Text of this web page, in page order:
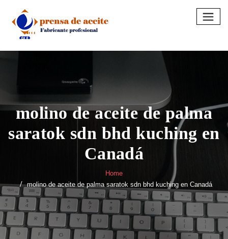
content
molino de aceite de palma
saratok sdn bhd kuching en
Canadá
Home
molino de aceite de palma saratok sdn bhd kuching en Canadá